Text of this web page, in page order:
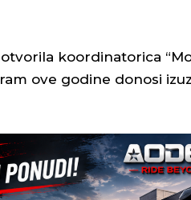
koordinatorica
ove godine donosi